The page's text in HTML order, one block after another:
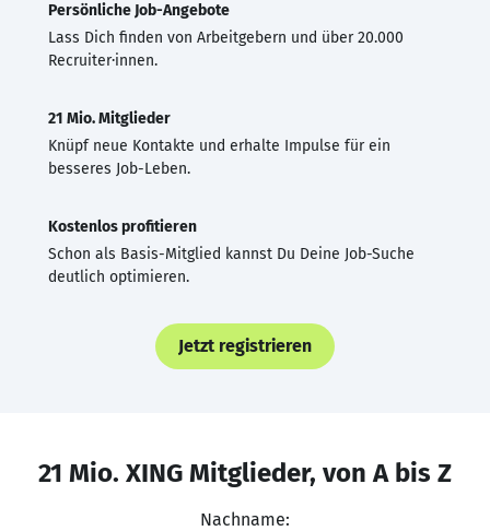
Persönliche Job-Angebote
Lass Dich finden von Arbeitgebern und über 20.000
Recruiter·innen.
21 Mio. Mitglieder
Knüpf neue Kontakte und erhalte Impulse für ein
besseres Job-Leben.
Kostenlos profitieren
Schon als Basis-Mitglied kannst Du Deine Job-Suche
deutlich optimieren.
Jetzt registrieren
21 Mio. XING Mitglieder, von A bis Z
Nachname: